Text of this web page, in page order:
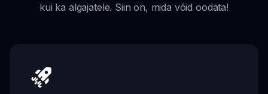
kui ka algajatele. Siin on, mida võid oodata!